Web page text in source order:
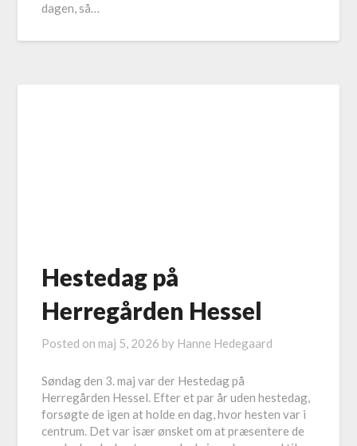
dagen, så…
Hestedag på
Herregården Hessel
Posted on maj 5, 2026 by Hanne Hedegaard
Søndag den 3. maj var der Hestedag på
Herregården Hessel. Efter et par år uden hestedag,
forsøgte de igen at holde en dag, hvor hesten var i
centrum. Det var især ønsket om at præsentere de